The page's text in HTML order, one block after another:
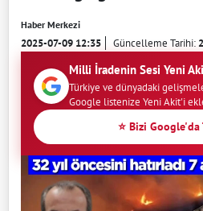
Haber Merkezi
2025-07-09 12:35 Güncelleme Tarihi:
Milli İradenin Sesi Yeni
Türkiye ve dünyadaki
Google listenize Yeni Akit'i
⭐ Bizi Google'da